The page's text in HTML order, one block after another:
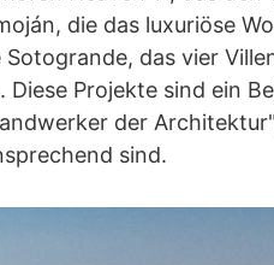
die das luxuriöse
das vier
Projekte sind ein
der
sind.